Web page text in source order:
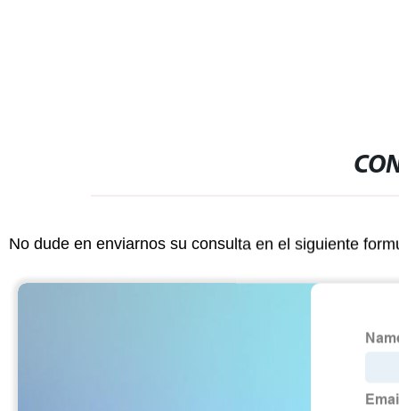
No dude en enviarnos su consulta en el siguiente